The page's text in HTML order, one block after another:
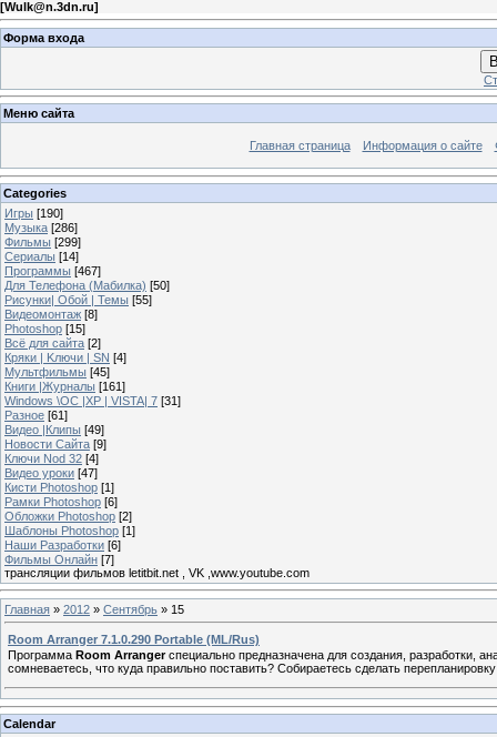
[Wulk@n.3dn.ru]
Форма входа
Меню сайта
Главная страница Информация о сайте
Categories
Игры [190]
Музыка [286]
Фильмы [299]
Сериалы [14]
Программы [467]
Для Телефона (Мабилка) [50]
Рисунки| Обой | Темы [55]
Видеомонтаж [8]
Photoshop [15]
Всё для сайта [2]
Кряки | Kлючи | SN [4]
Мультфильмы [45]
Книги |Журналы [161]
Windows \OC |XP | VISTA| 7 [31]
Разное [61]
Видео |Клипы [49]
Новости Сайта [9]
Ключи Nod 32 [4]
Видео уроки [47]
Кисти Photoshop [1]
Рамки Photoshop [6]
Обложки Photoshop [2]
Шаблоны Photoshop [1]
Наши Разработки [6]
Фильмы Онлайн [7]
трансляции фильмов letitbit.net , VK ,www.youtube.com
Главная » 2012 » Сентябрь » 15
Room Arranger 7.1.0.290 Portable (ML/Rus)
Программа Room Arrangerспециально предназначена для создания, разработки,
сомневаетесь, что куда правильно поставить? Собираетесь сделать
Calendar